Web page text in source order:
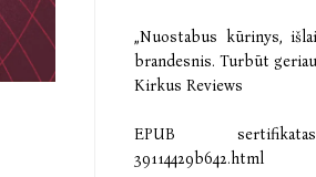
„Nuostabus kūrinys,
brandesnis. Turbūt
Kirkus Reviews
EPUB
39114429b642.html